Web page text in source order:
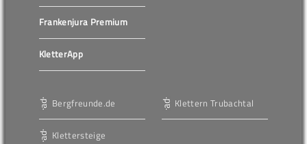
Frankenjura Premium
KletterApp
Bergfreunde.de
Klettersteige
Klettern Trubachtal